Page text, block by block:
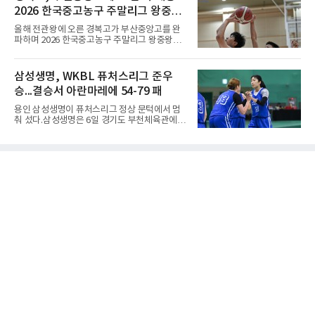
으로 힘을 보탰다.승점 3을 챙긴 한
록 약한 쪽에게 미리 흑돌을 놓아주는 개수를 가
리킨다. 오늘날의 접바둑에서 말하는 '두 점', '세
점'이 바로 치수다. (본 코너 1844회 ‘왜 '접바
둑'이라 말할까’ 참조)일본어에서도 같은 한자를
사용한다. 일본에서는 ‘置き石(오키이시, 놓는
우)’라는 용례도 문헌에서 확인된다. 다만 현대
일본
2026 한국중고농구 주말리그 왕중왕
전 첫 승 신고
올해 전관왕에 오른 경복고가 부산중앙고를 완
파하며 2026 한국중고농구 주말리그 왕중왕전
해남 우슬체육관에서 열린 대회 남고부 예선리
그 H조 1차전에서 부산중앙고를 98-76으로 제
압했다. 박지오가 26점, 김호원이 22점, 정우진
이 19점을 올리는 등 삼각편대의 고른 활약이 승
리를 이끌었다.경복고는 경기 초반부터 박지오
와 김호원의 내·외곽포가 고르게 터지며 주도권
을 잡았다. 전반을 40-34로 앞선 경복고는 후반
삼성생명, WKBL 퓨처스리그 준우
승...결승서 아란마레에 54-79 패
용인 삼성생명이 퓨처스리그 정상 문턱에서 멈
춰 섰다.삼성생명은 6일 경기도 부천체육관에서